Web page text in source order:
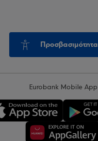
Προσβασιμότητα
Eurobank Mobile App